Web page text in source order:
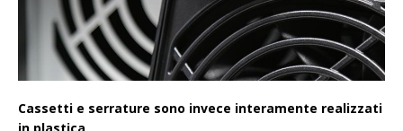
Cassetti e serrature sono invece interamente realizzati
in plastica.